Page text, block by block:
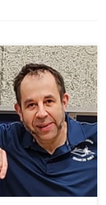
Vétérans individuels.
3-1 sur un 18 qui
coach Michel d’avoir